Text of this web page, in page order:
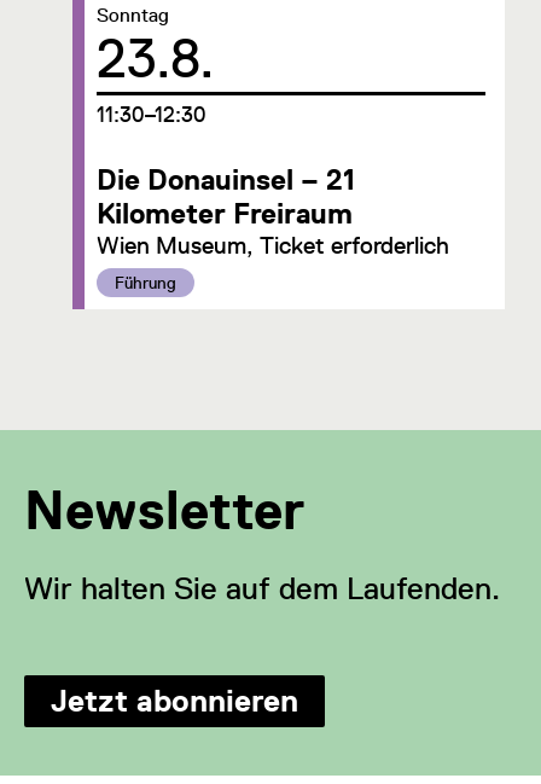
Die Donauinsel – 21
Kilometer Freiraum
Wien Museum, Ticket erforderlich
Kategorie:
Führung
Datum:
23.8.
Sonntag
um
11:30–12:30
Newsletter
Wir halten Sie auf dem Laufenden.
Jetzt abonnieren